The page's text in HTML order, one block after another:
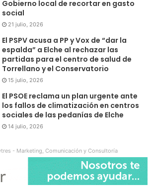
Gobierno local de recortar en gasto
social
21 julio, 2026
El PSPV acusa a PP y Vox de “dar la
espalda” a Elche al rechazar las
partidas para el centro de salud de
Torrellano y el Conservatorio
15 julio, 2026
El PSOE reclama un plan urgente ante
los fallos de climatización en centros
sociales de las pedanías de Elche
14 julio, 2026
- Marketing, Comunicación y Consultoría